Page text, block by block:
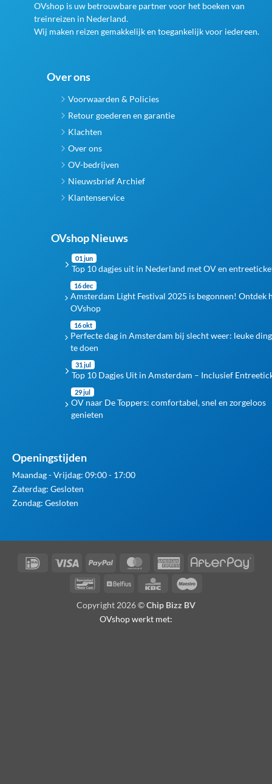
OVshop is uw betrouwbare partner voor het boeken van
treinreizen in Nederland.
Wij maken reizen gemakkelijk en toegankelijk voor iedereen.
Over ons
Voorwaarden & Policies
Retour goederen en garantie
Klachten
Over ons
OV-bedrijven
Nieuwsbrief Archief
Klantenservice
OVshop Nieuws
01 jun
Top 10 dagjes uit in Nederland met OV en
16 dec
Amsterdam Light Festival 2025 is begonnen! Ontdek
OVshop
16 okt
Perfecte dag in Amsterdam bij slecht weer: leuke
te doen
31 jul
Top 10 Dagjes Uit in Amsterdam – Inclusief
29 jul
OV naar De Toppers: comfortabel, snel en zorgeloos
genieten
Openingstijden
Maandag - Vrijdag: 09:00 - 17:00
Zaterdag: Gesloten
Zondag: Gesloten
IDeal Visa PayPal MasterCardAmerican
Express
BancontactBelfius KBC
Copyright 2026 ©Chip Bizz BV
OVshop werkt met: